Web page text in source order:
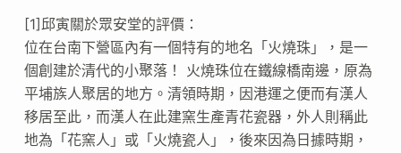
[1]邱寅關於眾安堂的評價：
位在台南下營區內有一個特有的地名「火燒珠」，是一
個創建於清代的小聚落！ 火燒珠位在鐵線橋南邊，原為
平埔族人聚居的地方。清領時期，因港運之便而有漢人
移居至此，而漢人在此建窯生產青花瓷器，外人則稱此
地為「花窯人」或「火燒瓷人」，後來因為日據時期，